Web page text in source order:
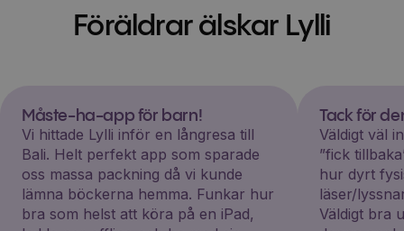
Föräldrar älskar Lylli
Måste-ha-app för barn!
Vi hittade Lylli inför en långresa till
Bali. Helt perfekt app som sparade
oss massa packning då vi kunde
lämna böckerna hemma. Funkar hur
bra som helst att köra på en iPad,
Tack för
Väldigt väl
”fick
hur dyrt
läser/
Väldigt bra